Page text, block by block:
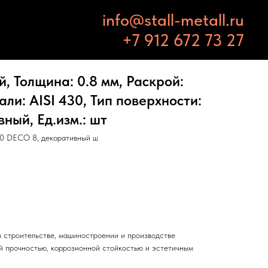
info@stall-metall.ru
+7 912 672 73 27
Толщина: 0.8 мм, Раскрой:
AISI 430, Тип поверхности:
Ед.изм.: шт
8, декоративный ш
машиностроении и производстве
прочностью, коррозионной стойкостью и эстетичным